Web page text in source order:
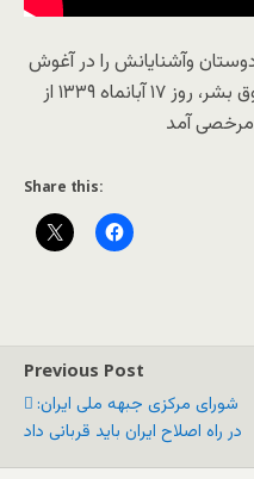
وآشنایانش را در آغوش
میکشد نسرین ستوده فعال حقوق بشر، روز ۱۷ آبانماه ۱۳۳۹ از
آمد
Share this:
Previous Post
شورای مرکزی جبهه ملی ایران:
در راه اصلاح ایران باید قربانی داد